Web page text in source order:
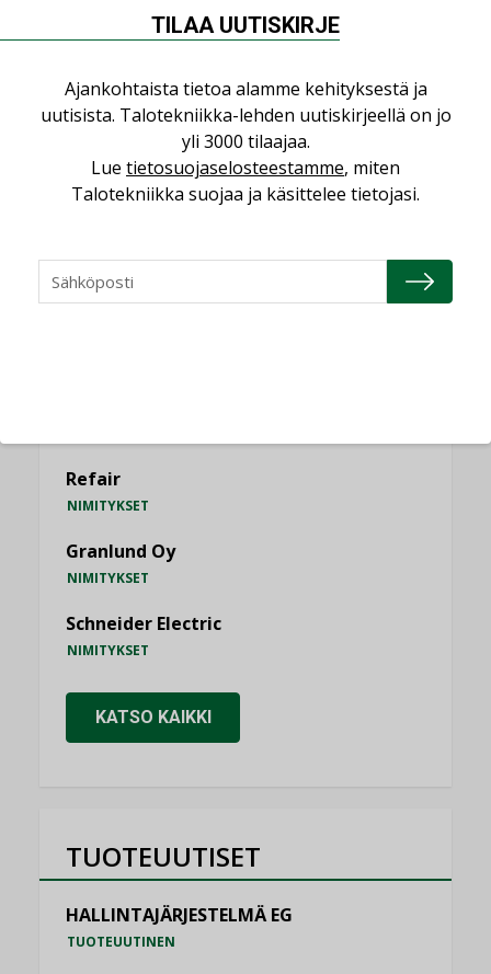
saatavien tietojen vertailukelpoisuus?
KOLUMNI
Vesi- ja viemärimitoittaminen on
jämähtänyt ajassa paikalleen
Refair
NIMITYKSET
Granlund Oy
NIMITYKSET
Schneider Electric
NIMITYKSET
KATSO KAIKKI
TUOTEUUTISET
HALLINTAJÄRJESTELMÄ EG
TUOTEUUTINEN
TILAA UUTISKIRJE
Ajankohtaista tietoa alamme kehityksestä ja
uutisista. Talotekniikka-lehden uutiskirjeellä on jo
yli 3000 tilaajaa.
Lue tietosuojaselosteestamme, miten
Talotekniikka suojaa ja käsittelee tietojasi.